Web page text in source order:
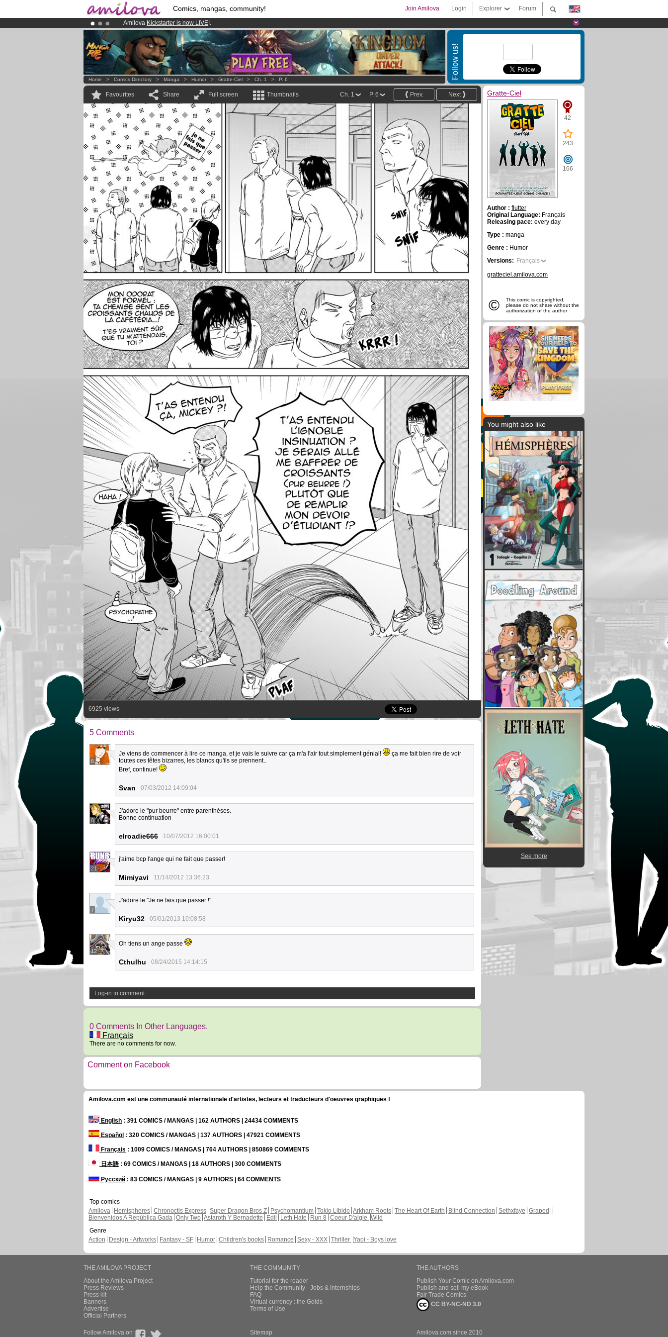
Comics, mangas, community! Forum
Explorer
Login
Join Amilova
Amilova Kickstarter is now LIVE!.
Already 100000membersand 1000comics & mangas!.
Premium membership from3.95 euros per month !Get membership now
Follow us!
Home > Comics Directory > Manga > Humor > Gratte-Ciel > Ch. 1 > P. 6
Favourites Share Full screen Thumbnails Next
Prev.
P. 6
Ch. 1
6925 views
5 Comments
6
Je viens de commencer à lire ce manga, et je vais le suivre car ça m'a l'air tout simplement génial!
ça me fait bien rire de voir
toutes ces têtes bizarres, les blancs qu'ils se prennent..
Bref, continue!
Svan 07/03/2012 14:09:04
8
J'adore le "pur beurre" entre parenthèses.
Bonne continuation
elroadie666 10/07/2012 16:00:01
21
j'aime bcp l'ange qui ne fait que passer!
Mimiyavi 11/14/2012 13:36:23
7
J'adore le "Je ne fais que passer !"
Kiryu32 05/01/2013 10:08:58
12
Oh tiens un ange passe
Cthulhu 08/24/2015 14:14:15
Log-in to comment
0 Comments In Other Languages.
Français
There are no comments for now.
Comment on Facebook
Gratte-Ciel
42
243
166
Author : flutter
Original Language: Français
Releasing pace: every day
Type : manga
Genre : Humor
Versions: Français
gratteciel.amilova.com
©
This comic is copyrighted,
please do not share without the
authorization of the author
You might also like
See more
Amilova.com est une communauté internationale d'artistes, lecteurs et traducteurs d'oeuvres graphiques !
English : 391 COMICS / MANGAS | 162 AUTHORS | 24434 COMMENTS
Español : 320 COMICS / MANGAS | 137 AUTHORS | 47921 COMMENTS
Français : 1009 COMICS / MANGAS | 764 AUTHORS | 850869 COMMENTS
日本語: 69 COMICS / MANGAS | 18 AUTHORS | 300 COMMENTS
Русский : 83 COMICS / MANGAS | 9 AUTHORS | 64 COMMENTS
Top comics
Amilova
Hemispheres Chronoctis Express Super Dragon Bros Z Psychomantium Tokio Libido Arkham Roots The Heart Of Earth Blind Connection Sethxfaye Graped
Bienvenidos A República Gada Only Two Astaroth Y Bernadette Edil Leth Hate Run 8 Coeur D'aigle Wild
Genre
Action
Design - Artworks Fantasy - SF Humor Children's books Romance Sexy - XXX Thriller Yaoi - Boys love
THE AMILOVA PROJECT
About the Amilova Project
Press Reviews
Press kit
Banners
Advertise
Official Partners
THE COMMUNITY
Tutorial for the reader
Help the Community - Jobs & Internships
FAQ
Virtual currency : the Golds
Terms of Use
THE AUTHORS
Publish Your Comic on Amilova.com
Publish and sell my eBook
Fair Trade Comics
CC BY-NC-ND 3.0
Follow Amilova on Sitemap Amilova.com since 2010